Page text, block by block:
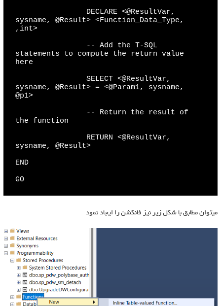
DECLARE <@ResultVar,
sysname, @Result> <Function_Data_Type,
,int>
-- Add the T-SQL
statements to compute the return value
here
SELECT <@ResultVar,
sysname, @Result> = <@Param1, sysname,
@p1>
-- Return the result of
the function
RETURN <@ResultVar,
sysname, @Result>
END
GO
میتوان مطابق با شکل زیر نیز فانکشن را ایجاد نمود